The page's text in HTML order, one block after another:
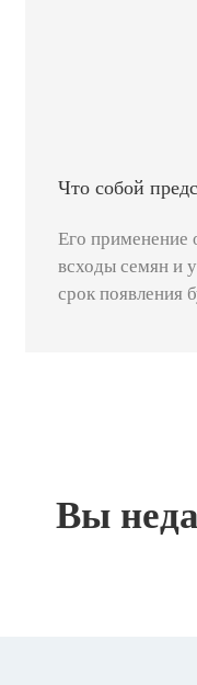
Что собой
Его применение
всходы семян и
срок появления
Вы